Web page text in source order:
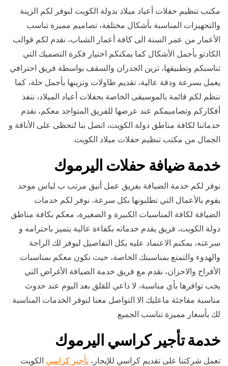
مكتب تنظيم حفلات أعياد ميلاد بدولة الكويت لنوفر لكم الزينة
والتجهيزات المناسبة بأشكال مختلفة، تصاميم مميزة تناسب
الأعمار من عمر السنة الى كافة أعمار الشباب، نقدم لكم قوالب
الكادتو بأجمل الأشكال كما يمكنكم اختيار فكرة التصميك التي
تناسبكم وتطبيقها، تزين الجدران والسقف بواسطة فريق احترافي
يعمل بسرعة ودقة عالية، تقديم طاولات وتزينها بأجمل حلة، كما
ننظم لكم قائمة بالموسيقى الخاصة بحفلات أعياد الميلاد، ننفذ
أفكاركم وتصاميمكم عند عرضها للفريق المتواجد معكم، نقدم
خدماتنا لكافة مناطق دولة الكويت، اتصل بنا لتحظى على الأناقة و
الجمال من مكتب تنظيم حفلات ميلاد الكويت.
خدمة ضيافة حفلات اليرموك
نوفر لكم خدمة الضيافة بفريق عمل أنيق مرتب ب لباس موحد
يقوم بالأعمال التي تطلبونها بكل سرعة، نوفر لكم خدمات
الضيافة لكافة المناسبات الكبيرة و الصغيرة، معكم بكافة مناطق
دولة الكويت، فريق يقدم خدماته بكفاءة عالية يتميز باحترامه و
سرعته، يمكنم الاعتماد عليه بكل التفاصيل ليوفر لك الراحة
والهدوء والتمتع بمناسبتك الخاصة، حيث نكون معكم بمناسبات
الأفراح والاحزان، نقدم مع فريق خدمة الضيافة الأغراض التي
يجب توافرها بأي مناسبة، لا داعي للقلق بعد اليوم عند حدوث
مناسبة مفاجئة ماعليك الا التواصل معنا لنوفر الخدمات المناسبة
لك بأسعار مميزة تناسب الجميع.
خدمة تأجير كراسي اليرموك
تعمل شركتنا على تقديم كراسي للإيجار، تأجير كراسي الكويت